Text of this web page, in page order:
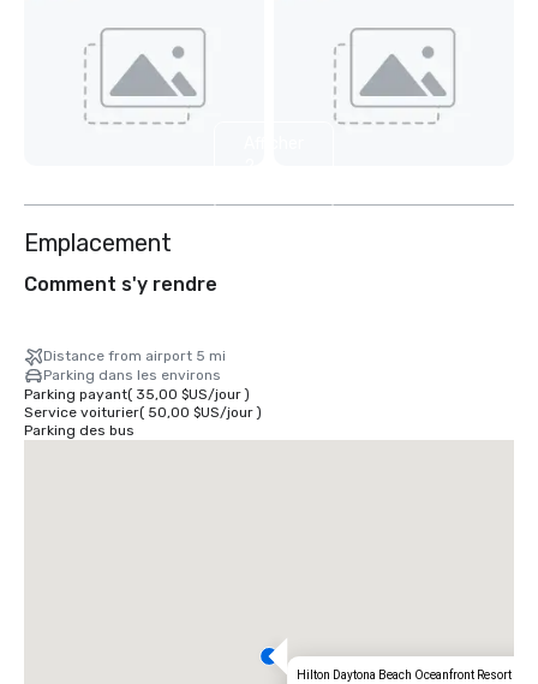
Emplacement
Comment s'y rendre
Distance from airport 5 mi
Parking dans les environs
Parking payant( 35,00 $US/jour)
Service voiturier( 50,00 $US/jour)
Parking des bus
Hilton Daytona Beach Oceanfront Resort